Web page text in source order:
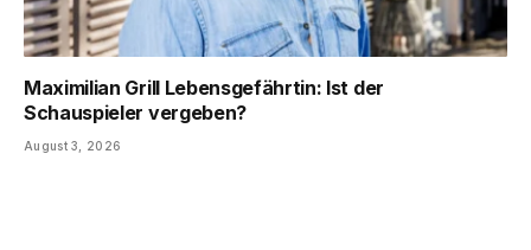
Maximilian Grill Lebensgefährtin: Ist der
Schauspieler vergeben?
August 3, 2026